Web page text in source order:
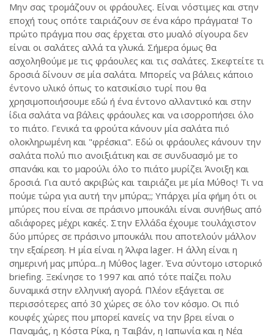
Μην σας τρομάζουν οι φράουλες. Είναι νόστιμες και στην
εποχή τους οπότε ταιριάζουν σε ένα κάρο πράγματα! Το
πρώτο πράγμα που σας έρχεται στο μυαλό σίγουρα δεν
είναι οι σαλάτες αλλά τα γλυκά. Σήμερα όμως θα
ασχοληθούμε με τις φράουλες και τις σαλάτες. Σκεφτείτε τι
δροσιά δίνουν σε μία σαλάτα. Μπορείς να βάλεις κάποιο
έντονο υλικό όπως το κατσικίσιο τυρί που θα
χρησιμοποιήσουμε εδώ ή ένα έντονο αλλαντικό και στην
ίδια σαλάτα να βάλεις φράουλες και να ισορροπήσει όλο
το πιάτο. Γενικά τα φρούτα κάνουν μία σαλάτα πιό
ολοκληρωμένη και "φρέσκια". Εδώ οι φράουλες κάνουν την
σαλάτα πολύ πιο ανοιξιάτικη και σε συνδυασμό με το
σπανάκι και το μαρούλι όλο το πιάτο μυρίζει Άνοιξη και
δροσιά. Για αυτό ακριβώς και ταιριάζει με μία Μύθος! Τι να
πούμε τώρα για αυτή την μπύρα;;; Υπάρχει μία φήμη ότι οι
μπύρες που είναι σε πράσινο μπουκάλι είναι συνήθως από
αδιάφορες μέχρι κακές. Στην Ελλάδα έχουμε τουλάχιστον
δύο μπύρες σε πράσινο μπουκάλι που αποτελούν μάλλον
την εξαίρεση. Η μία είναι η Άλφα lager. Η άλλη είναι η
σημερινή μας μπύρα...η Μύθος lager. Ένα σύντομο ιστορικό
briefing. Ξεκίνησε το 1997 και από τότε παίζει πολυ
δυναμικά στην ελληνική αγορά. Πλέον εξάγεται σε
περισσότερες από 30 χώρες σε όλο τον κόσμο. Οι πιό
κουφές χώρες που μπορεί κανείς να την βρει είναι ο
Παναμάς, η Κόστα Ρίκα, η Ταιβάν, η Ιαπωνία και η Νέα